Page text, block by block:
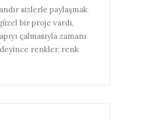
sizlerle paylaşmak
bir proje vardı,
çalmasıyla zamanı
renkler, renk